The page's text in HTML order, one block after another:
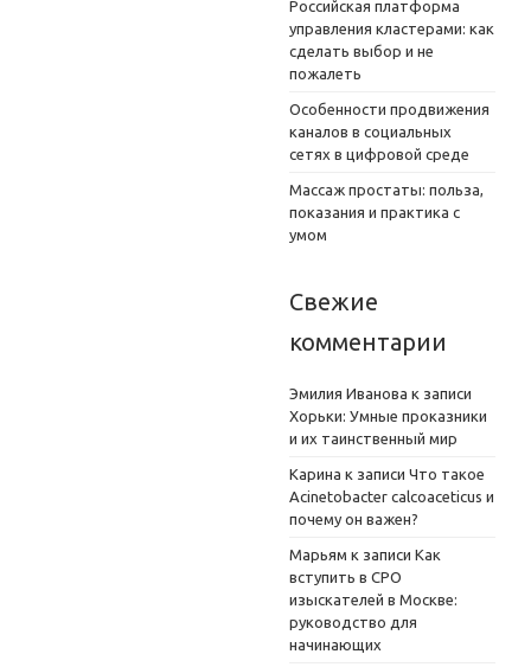
Российская платформа
управления кластерами: как
сделать выбор и не
пожалеть
Особенности продвижения
каналов в социальных
сетях в цифровой среде
Массаж простаты: польза,
показания и практика с
умом
Свежие
комментарии
Эмилия Иванова к записи
Хорьки: Умные проказники
и их таинственный мир
Карина к записи Что такое
Acinetobacter calcoaceticus и
почему он важен?
Марьям к записи Как
вступить в СРО
изыскателей в Москве:
руководство для
начинающих